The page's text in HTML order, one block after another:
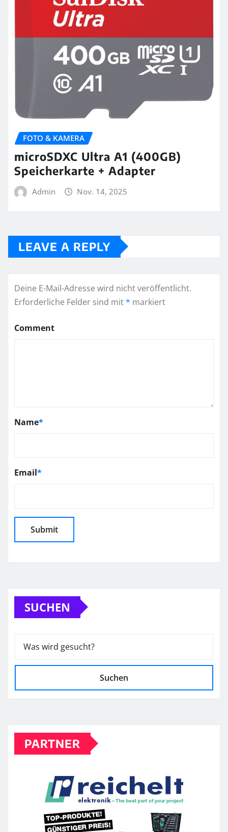
FOTO & KAMERA
microSDXC Ultra A1 (400GB)
Speicherkarte + Adapter
Admin Nov. 14, 2025
LEAVE A REPLY
Deine E-Mail-Adresse wird nicht veröffentlicht.
Erforderliche Felder sind mit* markiert
Comment
Name*
Email*
SUCHEN
Suchen
PARTNER